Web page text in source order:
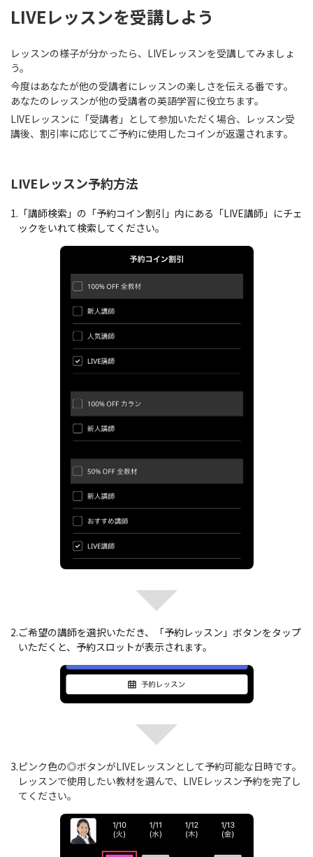
LIVEレッスンを受講しよう
レッスンの様子が分かったら、LIVEレッスンを受講してみましょ
う。
今度はあなたが他の受講者にレッスンの楽しさを伝える番です。
あなたのレッスンが他の受講者の英語学習に役立ちます。
LIVEレッスンに「受講者」として参加いただく場合、レッスン受
講後、割引率に応じてご予約に使用したコインが返還されます。
LIVEレッスン予約方法
1. 「講師検索」の「予約コイン割引」内にある「LIVE講師」にチェ
ックをいれて検索してください。
2.ご希望の講師を選択いただき、「予約レッスン」ボタンをタップ
いただくと、予約スロットが表示されます。
3.ピンク色の◎ボタンがLIVEレッスンとして予約可能な日時です。
レッスンで使用したい教材を選んで、LIVEレッスン予約を完了し
てください。